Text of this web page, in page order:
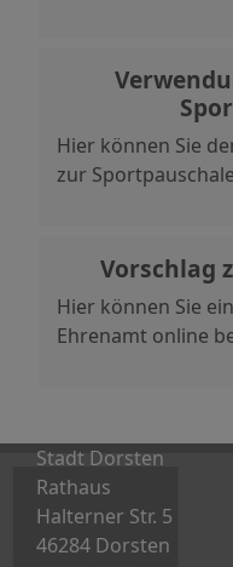
Hier können Sie
zur
Vorschlag
Hier können Sie
Ehrenamt online